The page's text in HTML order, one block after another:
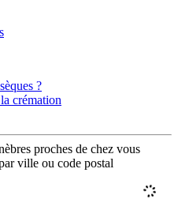
?
crémation
proches de chez vous
ville ou code postal